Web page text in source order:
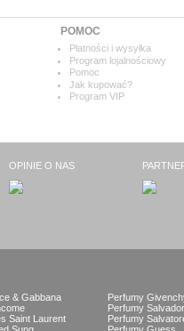
POMOC
Płatności i wysyłka
Program lojalnościowy
Pomoc
Jak kupować?
Program VIP
OPINIE O NAS
& Gabbana
Perfumy
Perfumy
Saint Laurent
Perfumy